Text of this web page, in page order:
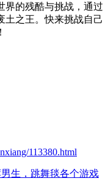
界的残酷与挑战，通过
土之王。快来挑战自己
113380.html
生，跳舞毯各个游戏